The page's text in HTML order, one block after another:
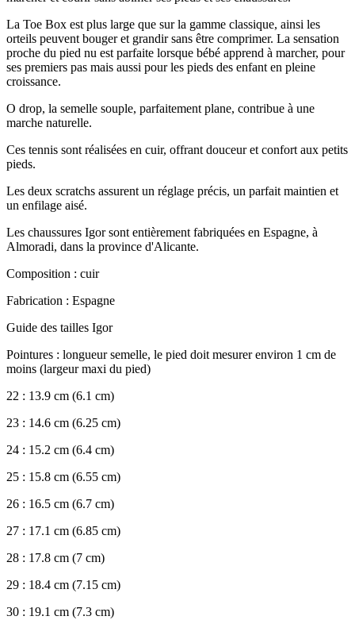
La Toe Box est plus large que sur la gamme classique, ainsi les
orteils peuvent bouger et grandir sans être comprimer. La sensation
proche du pied nu est parfaite lorsque bébé apprend à marcher, pour
ses premiers pas mais aussi pour les pieds des enfant en pleine
croissance.
O drop, la semelle souple, parfaitement plane, contribue à une
marche naturelle.
Ces tennis sont réalisées en cuir, offrant douceur et confort aux petits
pieds.
Les deux scratchs assurent un réglage précis, un parfait maintien et
un enfilage aisé.
Les chaussures Igor sont entièrement fabriquées en Espagne, à
Almoradi, dans la province d'Alicante.
Composition : cuir
Fabrication : Espagne
Guide des tailles Igor
Pointures : longueur semelle, le pied doit mesurer environ 1 cm de
moins (largeur maxi du pied)
22 : 13.9 cm (6.1 cm)
23 : 14.6 cm (6.25 cm)
24 : 15.2 cm (6.4 cm)
25 : 15.8 cm (6.55 cm)
26 : 16.5 cm (6.7 cm)
27 : 17.1 cm (6.85 cm)
28 : 17.8 cm (7 cm)
29 : 18.4 cm (7.15 cm)
30 : 19.1 cm (7.3 cm)